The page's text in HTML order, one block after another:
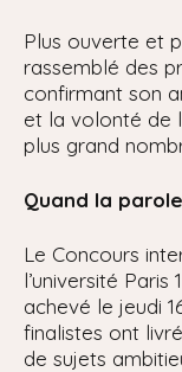
Plus ouverte et
rassemblé des
confirmant son
et la volonté de
plus grand
Quand la
Le Concours
l’université Paris
achevé le jeudi
finalistes ont
de sujets